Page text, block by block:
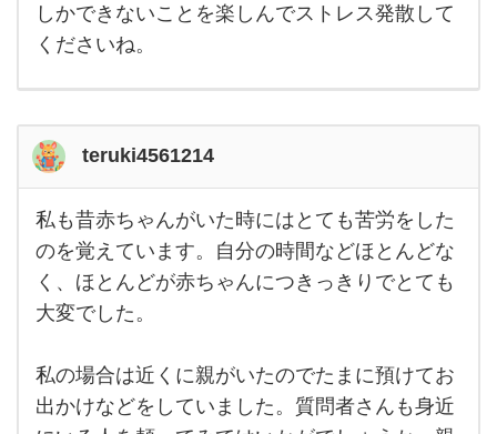
しかできないことを楽しんでストレス発散して
くださいね。
teruki4561214
私も
昔赤
ちゃ
んが
いた
時に
苦労
をし
たの
を覚
私も昔赤ちゃんがいた時にはとても苦労をした
のを覚えています。自分の時間などほとんどな
く、ほとんどが赤ちゃんにつきっきりでとても
大変でした。
私の場合は近くに親がいたのでたまに預けてお
出かけなどをしていました。質問者さんも身近